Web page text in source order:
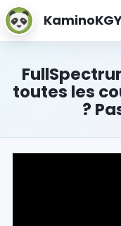
toutes les
?